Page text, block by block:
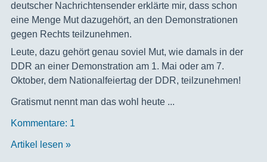
deutscher Nachrichtensender erklärte mir, dass schon
eine Menge Mut dazugehört, an den Demonstrationen
gegen Rechts teilzunehmen.
Leute, dazu gehört genau soviel Mut, wie damals in der
DDR an einer Demonstration am 1. Mai oder am 7.
Oktober, dem Nationalfeiertag der DDR, teilzunehmen!
Gratismut nennt man das wohl heute ...
Kommentare: 1
Artikel lesen »